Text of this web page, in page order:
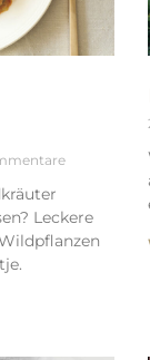
Leckere